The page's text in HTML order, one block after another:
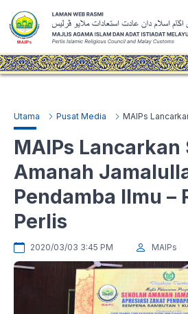
Utama Pusat Media
MAIPs Lancarkan
Amanah
Pendamba Ilmu –
Perlis
2020/03/03 3:45 PM MAIPs